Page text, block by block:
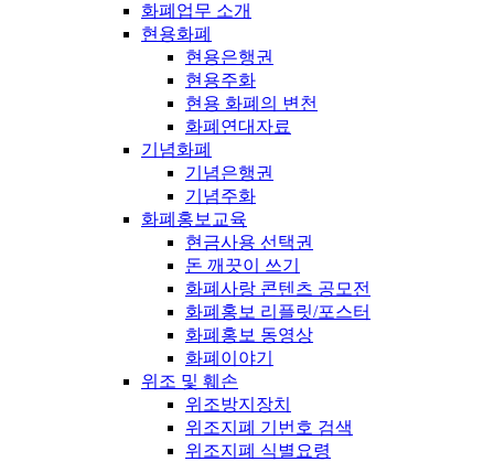
화폐업무 소개
현용화폐
현용은행권
현용주화
현용 화폐의 변천
화폐연대자료
기념화폐
기념은행권
기념주화
화폐홍보교육
현금사용 선택권
돈 깨끗이 쓰기
화폐사랑 콘텐츠 공모전
화폐홍보 리플릿/포스터
화폐홍보 동영상
화폐이야기
위조 및 훼손
위조방지장치
위조지폐 기번호 검색
위조지폐 식별요령